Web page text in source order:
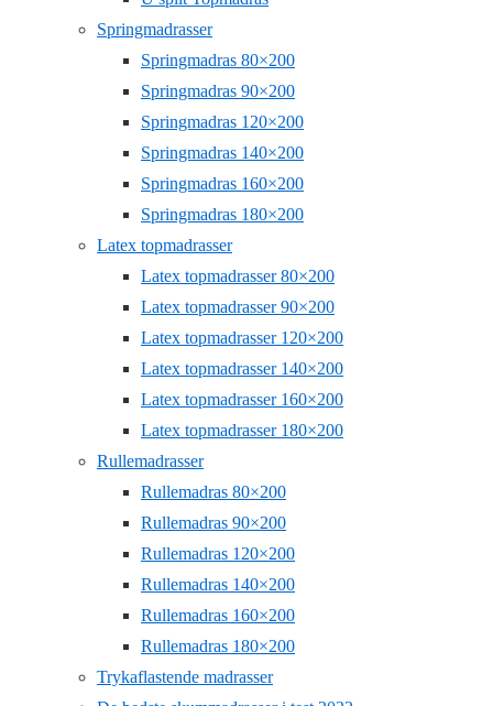
Springmadrasser
Springmadras 80×200
Springmadras 90×200
Springmadras 120×200
Springmadras 140×200
Springmadras 160×200
Springmadras 180×200
Latex topmadrasser
Latex topmadrasser 80×200
Latex topmadrasser 90×200
Latex topmadrasser 120×200
Latex topmadrasser 140×200
Latex topmadrasser 160×200
Latex topmadrasser 180×200
Rullemadrasser
Rullemadras 80×200
Rullemadras 90×200
Rullemadras 120×200
Rullemadras 140×200
Rullemadras 160×200
Rullemadras 180×200
Trykaflastende madrasser